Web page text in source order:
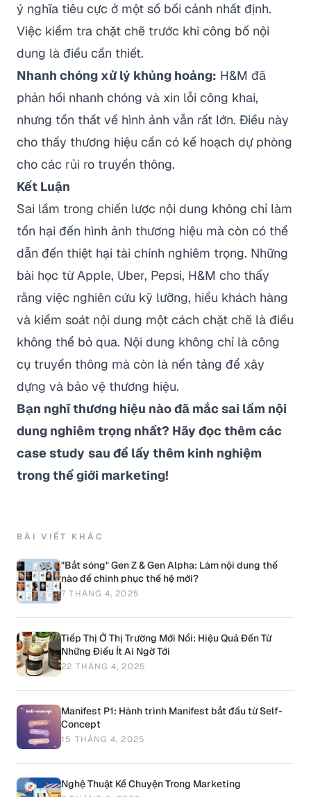
ý nghĩa tiêu cực ở một số bối cảnh nhất định.
Việc kiểm tra chặt chẽ trước khi công bố nội
dung là điều cần thiết.
Nhanh chóng xử lý khủng hoảng: H&M đã
phản hồi nhanh chóng và xin lỗi công khai,
nhưng tổn thất về hình ảnh vẫn rất lớn. Điều này
cho thấy thương hiệu cần có kế hoạch dự phòng
cho các rủi ro truyền thông.
Kết Luận
Sai lầm trong chiến lược nội dung không chỉ làm
tổn hại đến hình ảnh thương hiệu mà còn có thể
dẫn đến thiệt hại tài chính nghiêm trọng. Những
bài học từ Apple, Uber, Pepsi, H&M cho thấy
rằng việc nghiên cứu kỹ lưỡng, hiểu khách hàng
và kiểm soát nội dung một cách chặt chẽ là điều
không thể bỏ qua. Nội dung không chỉ là công
cụ truyền thông mà còn là nền tảng để xây
dựng và bảo vệ thương hiệu.
Bạn nghĩ thương hiệu nào đã mắc sai lầm nội
dung nghiêm trọng nhất? Hãy đọc thêm các
case study sau để lấy thêm kinh nghiệm
trong thế giới marketing!
BÀI VIẾT KHÁC
"Bắt sóng" Gen Z & Gen Alpha: Làm nội dung thế
nào để chinh phục thế hệ mới?
7 THÁNG 4, 2025
Tiếp Thị Ở Thị Trường Mới Nổi: Hiệu Quả Đến Từ
Những Điều Ít Ai Ngờ Tới
22 THÁNG 4, 2025
Manifest P1: Hành trình Manifest bắt đầu từ Self-
Concept
15 THÁNG 4, 2025
Nghệ Thuật Kể Chuyện Trong Marketing